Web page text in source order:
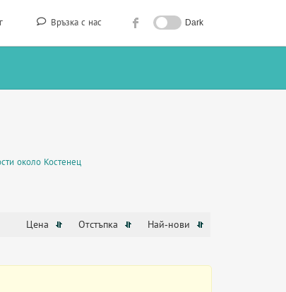
Връзка с нас Dark
около Костенец
Цена Отстъпка Най-нови